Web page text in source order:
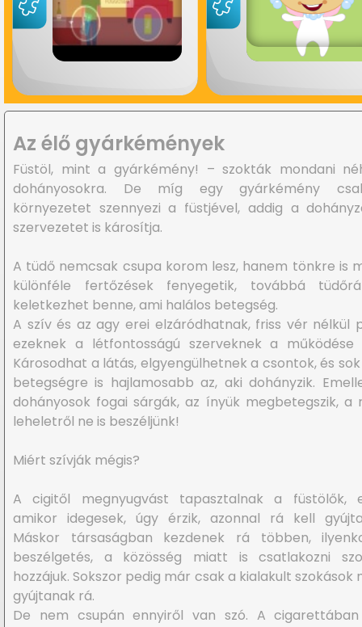
Az élő gyárkémények
Füstöl, mint a gyárkémény! – szokták mondani
dohányosokra. De míg egy gyárkémény
környezetet szennyezi a füstjével, addig a
szervezetet is károsítja.
A tüdő nemcsak csupa korom lesz, hanem tönkre is
különféle fertőzések fenyegetik, továbbá
keletkezhet benne, ami halálos betegség.
A szív és az agy erei elzáródhatnak, friss vér nélkül
ezeknek a létfontosságú szerveknek a működése
Károsodhat a látás, elgyengülhetnek a csontok, és
betegségre is hajlamosabb az, aki dohányzik.
dohányosok fogai sárgák, az ínyük megbetegszik, a
leheletről ne is beszéljünk!
Miért szívják mégis?
A cigitől megnyugvást tapasztalnak a füstölők,
amikor idegesek, úgy érzik, azonnal rá kell
Máskor társaságban kezdenek rá többen,
beszélgetés, a közösség miatt is csatlakozni
hozzájuk. Sokszor pedig már csak a kialakult szokások
gyújtanak rá.
De nem csupán ennyiről van szó. A